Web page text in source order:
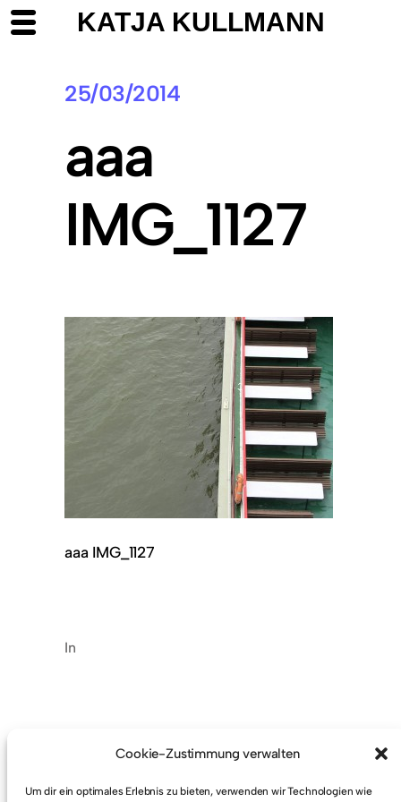
Cookie-Zustimmung verwalten
Um dir ein optimales Erlebnis zu bieten, verwenden wir Technologien wie
25/03/2014
aaa
IMG_1127
aaa IMG_1127
In
KATJA KULLMANN